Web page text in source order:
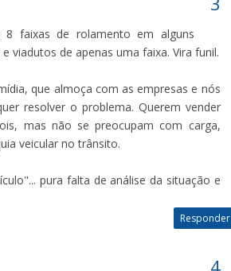
faixas de rolamento em alguns
viadutos de apenas uma faixa. Vira funil.
que almoça com as empresas e nós
resolver o problema. Querem vender
mas não se preocupam com carga,
veicular no trânsito.
pura falta de análise da situação e
Responder